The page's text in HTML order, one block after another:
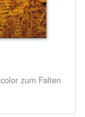
zum Falten